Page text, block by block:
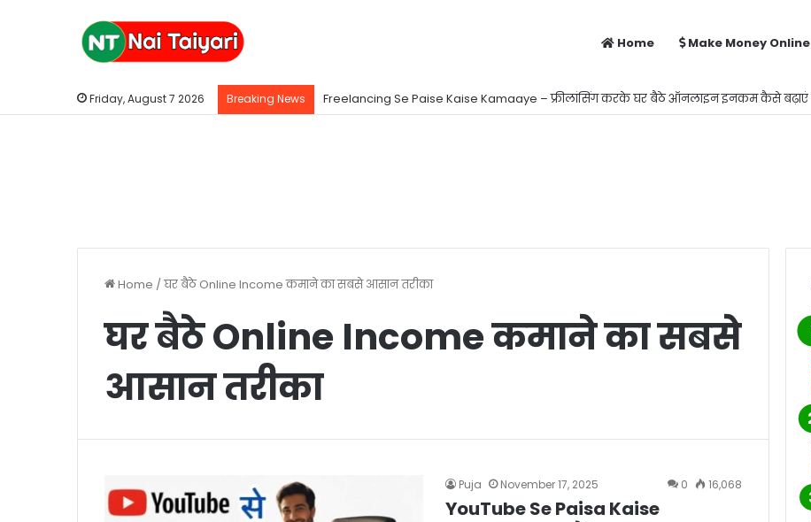
Home Make Money Online
Friday, August 7 2026 Breaking News Freelancing Se Paise Kaise Kamaaye – फ्रीलांसिंग करके घर बैठे ऑनलाइन इनकम कैसे बढ़ाएं
Home /घर बैठे Online Income कमाने का सबसे आसान तरीका
घर बैठे Online Income कमाने का सबसे
आसान तरीका
Puja November 17, 2025 0 16,068
YouTube Se Paisa Kaise